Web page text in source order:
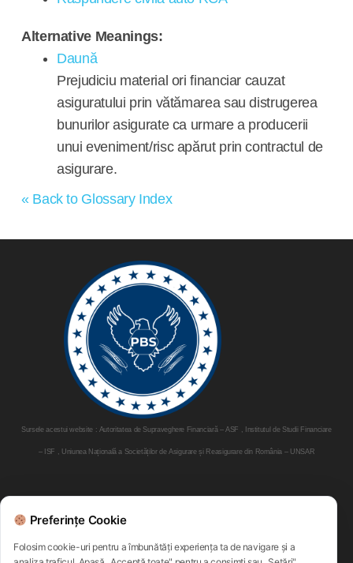
Alternative Meanings:
Daună
Prejudiciu material ori financiar cauzat
asiguratului prin vătămarea sau distrugerea
bunurilor asigurate ca urmare a producerii
unui eveniment/risc apărut prin contractul de
asigurare.
« Back to Glossary Index
Sursele acestui website : Autoritatea de Supraveghere Financiară – ASF , Institutul de Studii Financiare
– ISF , Uniunea Națională a Societăților de Asigurare și Reasigurare din România – UNSAR
Parteneri:
Preferințe Cookie
Folosim cookie-uri pentru a îmbunătăți experiența ta de navigare și a